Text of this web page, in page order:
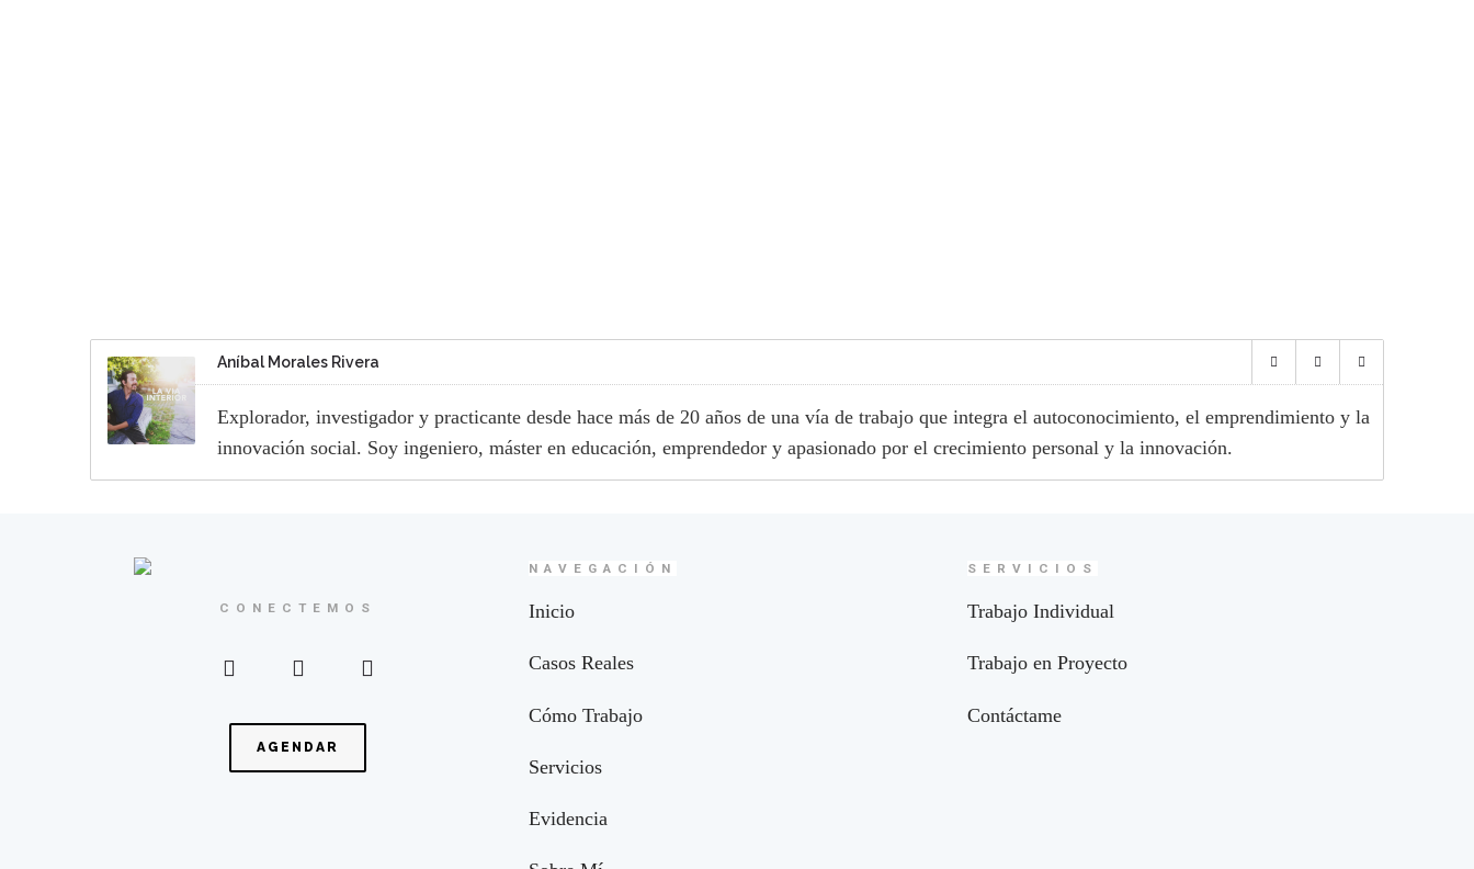
Aníbal Morales Rivera
Explorador, investigador y practicante desde hace más de 20 años de una vía de trabajo que integra el autoconocimiento, el emprendimiento y la
innovación social. Soy ingeniero, máster en educación, emprendedor y apasionado por el crecimiento personal y la innovación.
CONECTEMOS
AGENDAR
NAVEGACIÓN
Inicio
Casos Reales
Cómo Trabajo
Servicios
Evidencia
SERVICIOS
Trabajo Individual
Trabajo en Proyecto
Contáctame